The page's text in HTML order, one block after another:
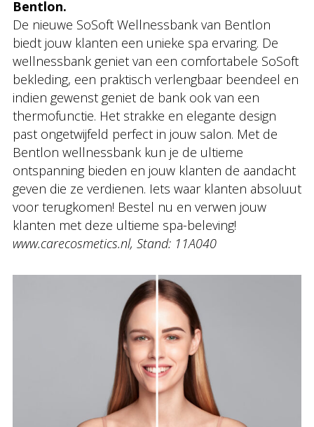
Bentlon.
De nieuwe SoSoft Wellnessbank van Bentlon
biedt jouw klanten een unieke spa ervaring. De
wellnessbank geniet van een comfortabele SoSoft
bekleding, een praktisch verlengbaar beendeel en
indien gewenst geniet de bank ook van een
thermofunctie. Het strakke en elegante design
past ongetwijfeld perfect in jouw salon. Met de
Bentlon wellnessbank kun je de ultieme
ontspanning bieden en jouw klanten de aandacht
geven die ze verdienen. Iets waar klanten absoluut
voor terugkomen! Bestel nu en verwen jouw
klanten met deze ultieme spa-beleving!
www.carecosmetics.nl, Stand: 11A040